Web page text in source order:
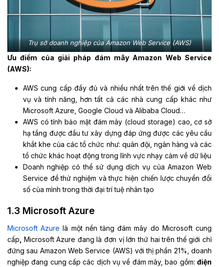
Trụ sở doanh nghiệp của Amazon Web Service (AWS)
Ưu điểm của giải pháp đám mây Amazon Web Service
(AWS):
AWS cung cấp đầy đủ và nhiều nhất trên thế giới về dịch
vụ và tính năng, hơn tất cả các nhà cung cấp khác như
Microsoft Azure, Google Cloud và Alibaba Cloud…
AWS có tính bảo mật đám mây (cloud storage) cao, cơ sở
hạ tầng được đầu tư xây dựng đáp ứng được các yêu cầu
khắt khe của các tổ chức như: quân đội, ngân hàng và các
tổ chức khác hoạt động trong lĩnh vực nhạy cảm về dữ liệu
Doanh nghiệp có thể sử dụng dịch vụ của Amazon Web
Service để thử nghiệm và thực hiện chiến lược chuyển đổi
số của mình trong thời đại trí tuệ nhân tạo
1.3 Microsoft Azure
Microsoft Azure là một nền tảng đám mây do Microsoft cung
cấp Microsoft Azure đang là đơn vị lớn thứ hai trên thế giới chỉ
đứng sau Amazon Web Service (AWS) với thị phần 21%, doanh
nghiệp đang cung cấp các dịch vụ về đám mây, bao gồm: điện